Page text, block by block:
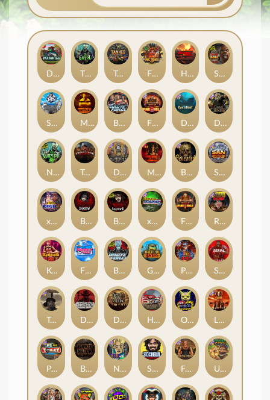
Seamen
Duck Hunters Fire in the Hole 3
Dead, Dead, or Deader
Highway to Hell
Dead Men Walking
Brute Force
Home of the Brave
Mental 2
Tombstone Slaughter
San Quentin 2: Death Row
Blood & Shadow Blood & Shadow 2
Mental
Stockholm Syndrome
The Crypt
Outsourced
Punk Rocker 2
Deadwood R.I.P Beheaded
Bangkok Hilton
Brute Force: Alien Onslaught
Nexus The Crypt
Gator Hunters
Kenneth Must Die
Tombstone RIP
Fire in the Hole 2
Tanked
Fire In The Hole xBomb
Folsom Prison
Das xBoot
Road Rage
xWays Hoarder 2
Nine To Five
Flight Mode
Little Bighorn
San Quentin xWays
Serial
Punk Toilet
Dead Canary
xWays Hoarder xSplit
Ugliest Catch